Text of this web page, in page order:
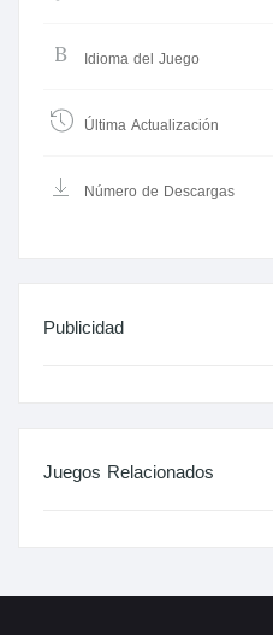
Idioma del Juego
Última Actualización
Número de Descargas
Publicidad
Juegos Relacionados